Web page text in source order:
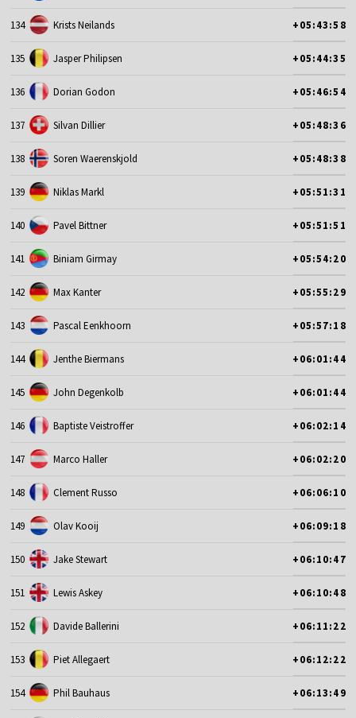
134 Krists Neilands +05:43:58
135 Jasper Philipsen +05:44:35
136 Dorian Godon +05:46:54
137 Silvan Dillier +05:48:36
138 Soren Waerenskjold +05:48:38
139 Niklas Markl +05:51:31
140 Pavel Bittner +05:51:51
141 Biniam Girmay +05:54:20
142 Max Kanter +05:55:29
143 Pascal Eenkhoorn +05:57:18
144 Jenthe Biermans +06:01:44
145 John Degenkolb +06:01:44
146 Baptiste Veistroffer +06:02:14
147 Marco Haller +06:02:20
148 Clement Russo +06:06:10
149 Olav Kooij +06:09:18
150 Jake Stewart +06:10:47
151 Lewis Askey +06:10:48
152 Davide Ballerini +06:11:22
153 Piet Allegaert +06:12:22
154 Phil Bauhaus +06:13:49